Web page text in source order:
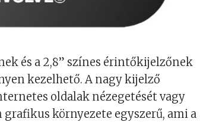
és a 2,8” színes érintőkijelzőnek
kezelhető. A nagy kijelző
oldalak nézegetését vagy
környezete egyszerű, ami a